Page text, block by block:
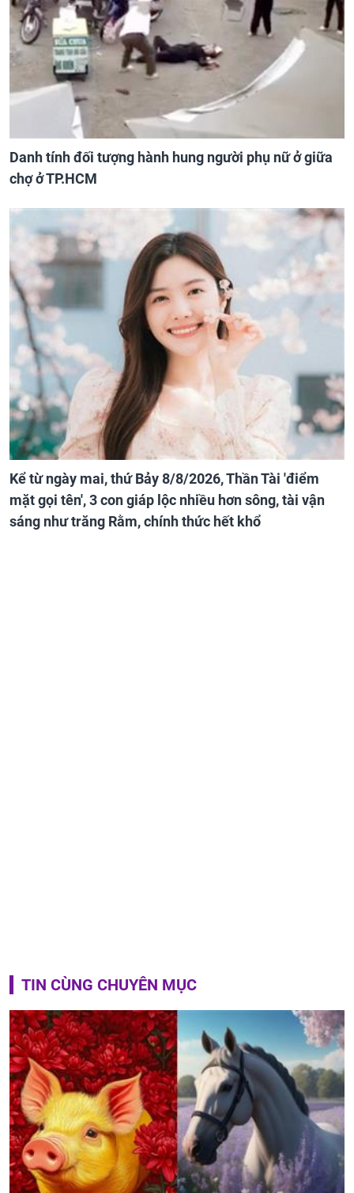
Danh tính đối tượng hành hung người phụ nữ ở giữa
chợ ở TP.HCM
Kể từ ngày mai, thứ Bảy 8/8/2026, Thần Tài 'điểm
mặt gọi tên', 3 con giáp lộc nhiều hơn sông, tài vận
sáng như trăng Rằm, chính thức hết khổ
TIN CÙNG CHUYÊN MỤC